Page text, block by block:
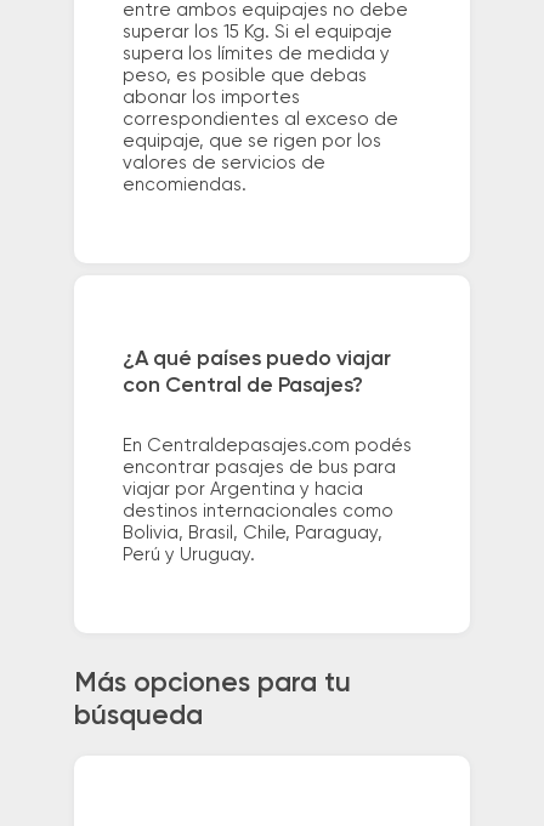
entre ambos equipajes no debe
superar los 15 Kg. Si el equipaje
supera los límites de medida y
peso, es posible que debas
abonar los importes
correspondientes al exceso de
equipaje, que se rigen por los
valores de servicios de
encomiendas.
¿A qué países puedo viajar
con Central de Pasajes?
En Centraldepasajes.com podés
encontrar pasajes de bus para
viajar por Argentina y hacia
destinos internacionales como
Bolivia, Brasil, Chile, Paraguay,
Perú y Uruguay.
Más opciones para tu
búsqueda